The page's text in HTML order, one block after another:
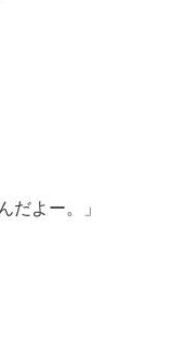
だよー。」